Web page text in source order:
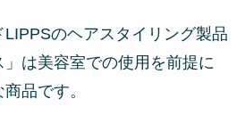
のヘアスタイリング製品
」は美容室での使用を前提に
品です。